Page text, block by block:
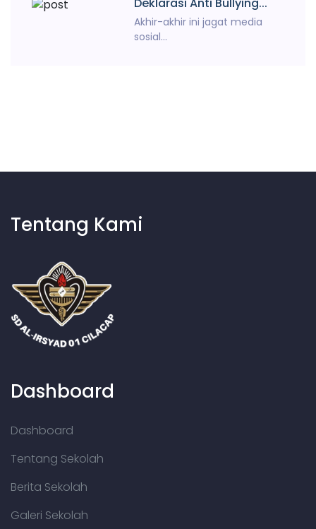
Akhir-akhir ini jagat media
sosial...
Tentang Kami
Dashboard
Dashboard
Tentang Sekolah
Berita Sekolah
Galeri Sekolah